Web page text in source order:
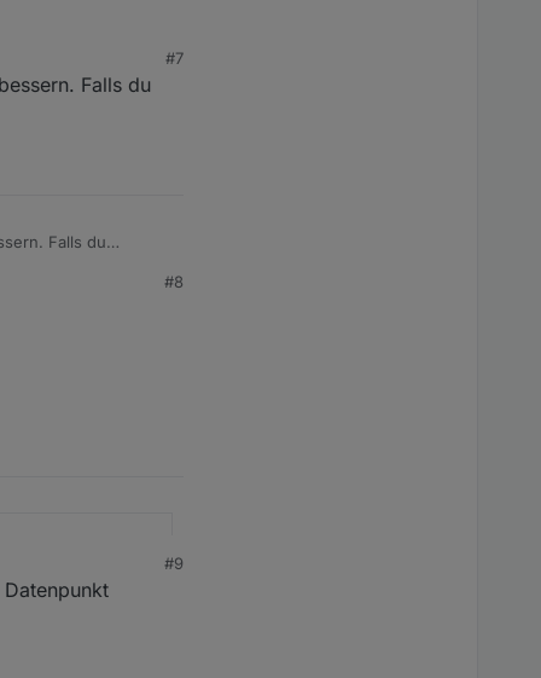
#7
Falls du
Falls du
#8
#9